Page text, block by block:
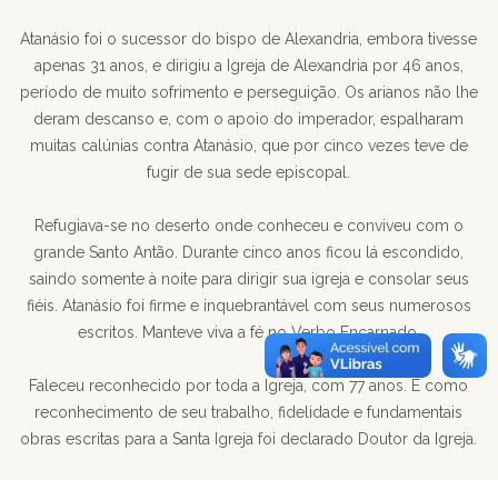
Atanásio foi o sucessor do bispo de Alexandria, embora tivesse
apenas 31 anos, e dirigiu a Igreja de Alexandria por 46 anos,
período de muito sofrimento e perseguição. Os arianos não lhe
deram descanso e, com o apoio do imperador, espalharam
muitas calúnias contra Atanásio, que por cinco vezes teve de
fugir de sua sede episcopal.
Refugiava-se no deserto onde conheceu e conviveu com o
grande Santo Antão. Durante cinco anos ficou lá escondido,
saindo somente à noite para dirigir sua igreja e consolar seus
fiéis. Atanásio foi firme e inquebrantável com seus numerosos
escritos. Manteve viva a fé no Verbo Encarnado.
Faleceu reconhecido por toda a Igreja, com 77 anos. E como
reconhecimento de seu trabalho, fidelidade e fundamentais
obras escritas para a Santa Igreja foi declarado Doutor da Igreja.